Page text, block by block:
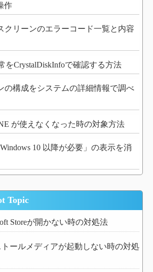
作
クリーンのエラーコード一覧と内容
をCrystalDiskInfoで確認する方法
の構成をシステムの詳細情報で調べ
が使えなくなった時の対象方法
10 以降が必要」の表示を消
Topic
Storeが開かない時の対処法
トールメディアが起動しない時の対処